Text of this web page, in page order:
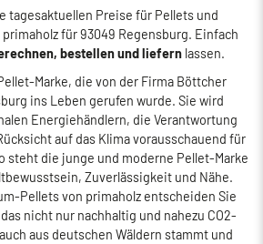
tagesaktuellen Preise für Pellets und
primaholz für 93049 Regensburg. Einfach
bestellen und liefern lassen.
Marke, die von der Firma Böttcher
ins Leben gerufen wurde. Sie wird
Energiehändlern, die Verantwortung
auf das Klima vorausschauend für
steht die junge und moderne Pellet-Marke
Zuverlässigkeit und Nähe.
Pellets von primaholz entscheiden Sie
nicht nur nachhaltig und nahezu CO2-
aus deutschen Wäldern stammt und